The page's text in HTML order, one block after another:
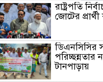
রাষ্ট্রপতি
জোটের
ডিএনসিসির
পরিচ্ছন্নতার
টানপাড়ায়